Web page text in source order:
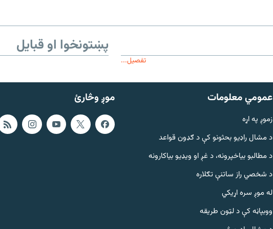
تفصیل...
پښتونخوا او قبایل
موږ وڅارئ عمومي معلومات
زموږ په اړه
د مشال راډيو بحثونو کې د ګډون قواعد
د مطالبو بیاخپرونه، د غږ او ویډیو بیاکارونه
د شخصي راز ساتنې تګلاره
له موږ سره اړیکي
ووبپاڼه کې د لټون طریقه